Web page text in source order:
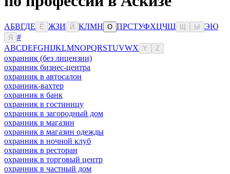
АБВГДЕ Ё ЖЗИ Й КЛМН О ПРСТУФХЦЧШ Ы ЭЮ
Я
#
ABCDEFGHIJKLMNOPQRSTUVWX Y Z
охранник (без лицензии)
охранник бизнес-центра
охранник в автосалон
охранник-вахтер
охранник в банк
охранник в гостиницу
охранник в загородный дом
охранник в магазин
охранник в магазин одежды
охранник в ночной клуб
охранник в ресторан
охранник в торговый центр
охранник в частный дом